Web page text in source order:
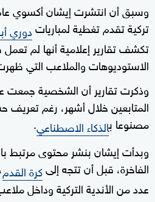
تركية تقدم تغطية لمبارياتدوري
تكشف تقارير إعلامية أنها لم
الاستوديوهات والملاعب التي
وذكرت تقارير أن الشخصية جمعت
المتابعين خلال أشهر، رغم تعريف
مصنوعا بالذكاء الاصطناعي.
وبدأت إيشان بنشر محتوى مرتبط
الفاخرة، قبل أن تتجه إلىكرة القدم
عدد من الأندية التركية وداخل